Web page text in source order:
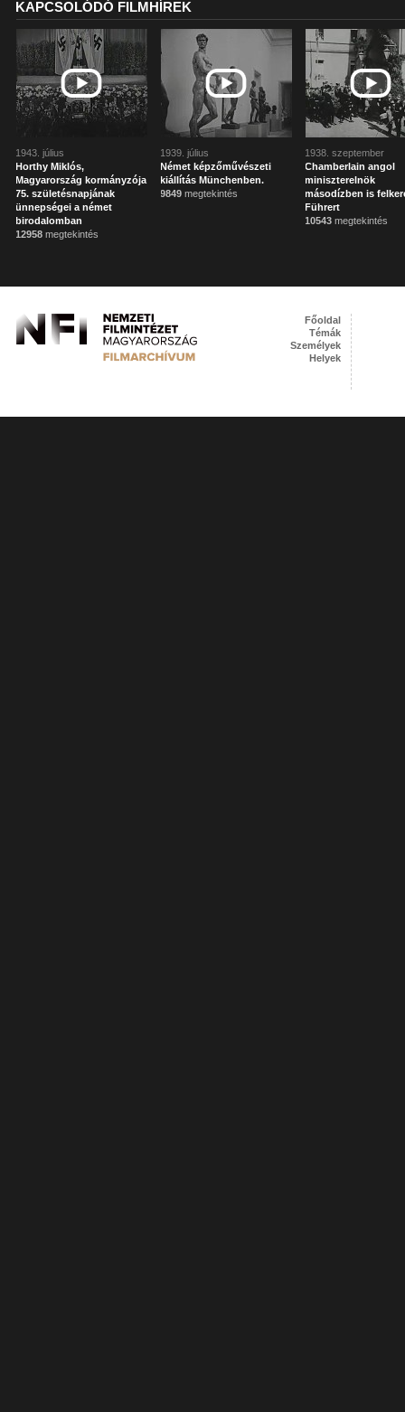
KAPCSOLÓDÓ FILMHÍREK
1943. július
Horthy Miklós,
Magyarország kormányzója
75. születésnapjának
ünnepségei a német
birodalomban
12958 megtekintés
1939. július
Német képzőművészeti
kiállítás Münchenben.
9849 megtekintés
1938. szeptember
Chamberlain angol
miniszterelnök
másodízben is
Führert
10543 megtekintés
Főoldal
Témák
Személyek
Helyek